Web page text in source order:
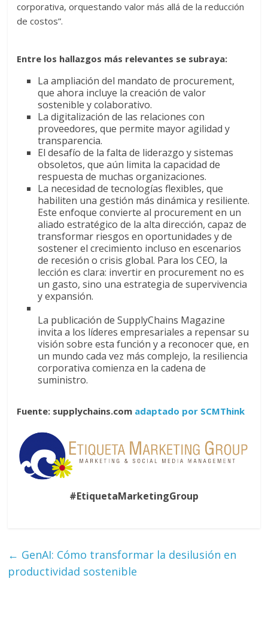
corporativa, orquestando valor más allá de la reducción
de costos”.
Entre los hallazgos más relevantes se subraya:
La ampliación del mandato de procurement,
que ahora incluye la creación de valor
sostenible y colaborativo.
La digitalización de las relaciones con
proveedores, que permite mayor agilidad y
transparencia.
El desafío de la falta de liderazgo y sistemas
obsoletos, que aún limita la capacidad de
respuesta de muchas organizaciones.
La necesidad de tecnologías flexibles, que
habiliten una gestión más dinámica y resiliente.
Este enfoque convierte al procurement en un
aliado estratégico de la alta dirección, capaz de
transformar riesgos en oportunidades y de
sostener el crecimiento incluso en escenarios
de recesión o crisis global. Para los CEO, la
lección es clara: invertir en procurement no es
un gasto, sino una estrategia de supervivencia
y expansión.
La publicación de SupplyChains Magazine
invita a los líderes empresariales a repensar su
visión sobre esta función y a reconocer que, en
un mundo cada vez más complejo, la resiliencia
corporativa comienza en la cadena de
suministro.
Fuente: supplychains.com adaptado por SCMThink
#EtiquetaMarketingGroup
← GenAI: Cómo transformar la desilusión en
productividad sostenible